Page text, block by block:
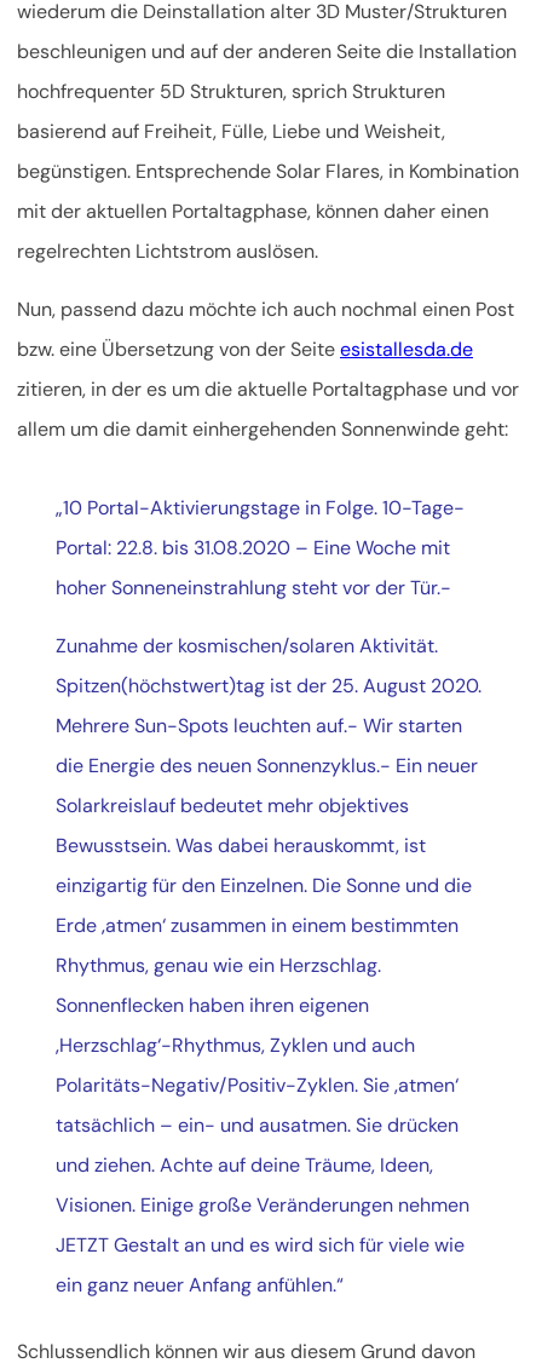
wiederum die Deinstallation alter 3D Muster/Strukturen
beschleunigen und auf der anderen Seite die Installation
hochfrequenter 5D Strukturen, sprich Strukturen
basierend auf Freiheit, Fülle, Liebe und Weisheit,
begünstigen. Entsprechende Solar Flares, in Kombination
mit der aktuellen Portaltagphase, können daher einen
regelrechten Lichtstrom auslösen.
Nun, passend dazu möchte ich auch nochmal einen Post
bzw. eine Übersetzung von der Seiteesistallesda.de
zitieren, in der es um die aktuelle Portaltagphase und vor
allem um die damit einhergehenden Sonnenwinde geht:
„10 Portal-Aktivierungstage in Folge. 10-Tage-
Portal: 22.8. bis 31.08.2020 – Eine Woche mit
hoher Sonneneinstrahlung steht vor der Tür.-
Zunahme der kosmischen/solaren Aktivität.
Spitzen(höchstwert)tag ist der 25. August 2020.
Mehrere Sun-Spots leuchten auf.- Wir starten
die Energie des neuen Sonnenzyklus.- Ein neuer
Solarkreislauf bedeutet mehr objektives
Bewusstsein. Was dabei herauskommt, ist
einzigartig für den Einzelnen. Die Sonne und die
Erde ‚atmen‘ zusammen in einem bestimmten
Rhythmus, genau wie ein Herzschlag.
Sonnenflecken haben ihren eigenen
‚Herzschlag‘-Rhythmus, Zyklen und auch
Polaritäts-Negativ/Positiv-Zyklen. Sie ‚atmen‘
tatsächlich – ein- und ausatmen. Sie drücken
und ziehen. Achte auf deine Träume, Ideen,
Visionen. Einige große Veränderungen nehmen
JETZT Gestalt an und es wird sich für viele wie
ein ganz neuer Anfang anfühlen.“
Schlussendlich können wir aus diesem Grund davon